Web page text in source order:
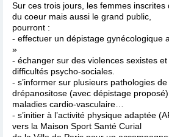
Sur ces trois jours, les femmes
du coeur mais aussi le grand public,
pourront :
- effectuer un dépistage gynécologique
»
- échanger sur des violences sexistes
difficultés psycho-sociales.
- s’informer sur plusieurs pathologies de
drépanositose (avec dépistage proposé),
maladies cardio-vasculaire…
- s’initier à l’activité physique adaptée
vers la Maison Sport Santé Curial